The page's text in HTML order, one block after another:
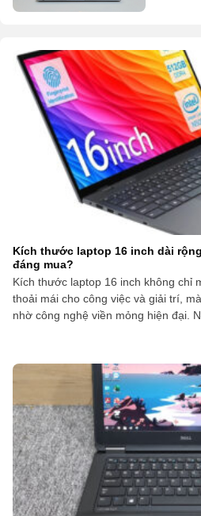
Kích thước laptop 16 inch dài
đáng mua?
Kích thước laptop 16 inch không chỉ
thoải mái cho công việc và giải trí,
nhờ công nghệ viền mỏng hiện đại.